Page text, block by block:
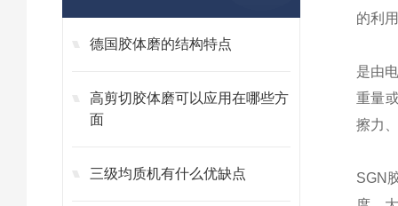
德国胶体磨的结构特点
高剪切胶体磨可以应用在哪些方
面
三级均质机有什么优缺点
的利
是由
重量
擦力
SGN